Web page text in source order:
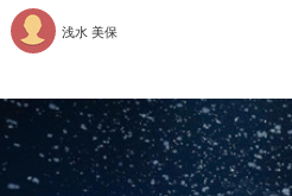
浅水 美保